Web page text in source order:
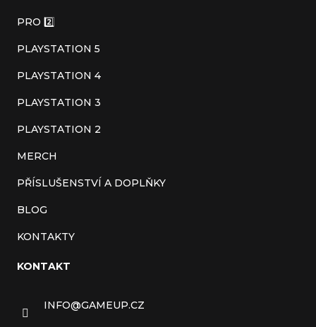
PRO 2️⃣
PLAYSTATION 5
PLAYSTATION 4
PLAYSTATION 3
PLAYSTATION 2
MERCH
PŘÍSLUŠENSTVÍ A DOPLŇKY
BLOG
KONTAKTY
KONTAKT
INFO@GAMEUP.CZ